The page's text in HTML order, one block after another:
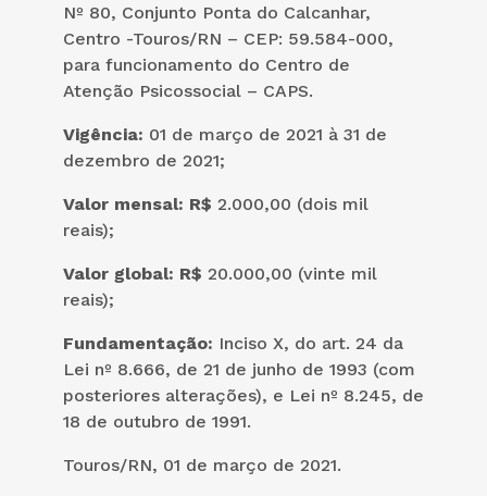
Nº 80, Conjunto Ponta do Calcanhar,
Centro -Touros/RN – CEP: 59.584-000,
para funcionamento do Centro de
Atenção Psicossocial – CAPS.
Vigência: 01 de março de 2021 à 31 de
dezembro de 2021;
Valor mensal: R$ 2.000,00 (dois mil
reais);
Valor global: R$ 20.000,00 (vinte mil
reais);
Fundamentação: Inciso X, do art. 24 da
Lei nº 8.666, de 21 de junho de 1993 (com
posteriores alterações), e Lei nº 8.245, de
18 de outubro de 1991.
Touros/RN, 01 de março de 2021.